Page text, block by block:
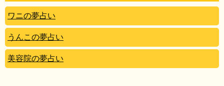
ワニの夢占い
うんこの夢占い
美容院の夢占い